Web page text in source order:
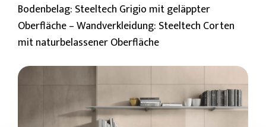
Bodenbelag: Steeltech Grigio mit geläppter
Oberfläche – Wandverkleidung: Steeltech Corten
mit naturbelassener Oberfläche